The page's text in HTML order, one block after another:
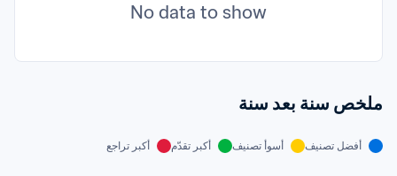
No data to show
ملخص سنة بعد سنة
أفضل تصنيف أسوأ تصنيف أكبر تقدّم أكبر تراجع